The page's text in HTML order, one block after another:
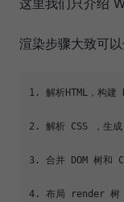
渲染步骤大致可以
1. 解析HTML，构建
2. 解析 CSS ，生成
3. 合并 DOM 树和
4. 布局 render 树